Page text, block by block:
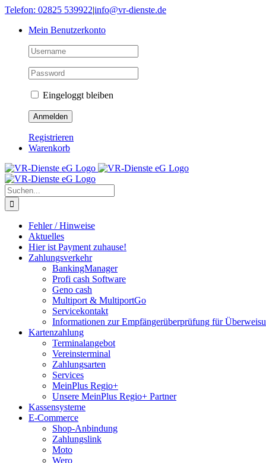
Skip
content
Telefon: 02825 539922|info@vr-dienste.de
Mein Benutzerkonto
Eingeloggt bleiben
Registrieren
Warenkorb
Suche
nach:
Fehler / Hinweise
Aktuelles
Hier ist Payment zuhause!
Zahlungsverkehr
BankingManager
Profi cash Software
Geno cash
Multiport & MultiportGo
Servicekontakt
Informationen zur Empfängerüberprüfung für
Kartenzahlung
Terminalangebot
Vereinsterminal
Zahlungsarten
Services
MeinPlus Regio+
Unsere MeinPlus Regio+ Partner
Kassensysteme
E-Commerce
Shop-Anbindung
Zahlungslink
Moto
Wero